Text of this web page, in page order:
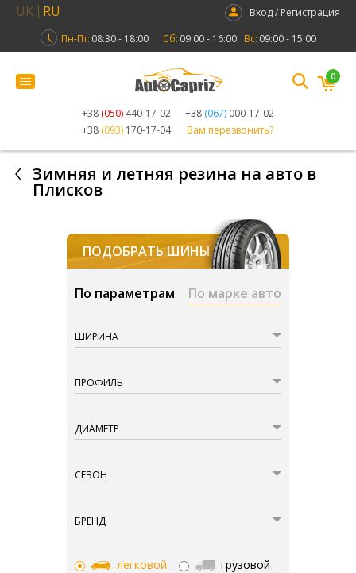
UK RU
Вход / Регистрация
Пн-Пт: 08:30 - 18:00 Сб: 09:00 - 16:00 Вс: 09:00 - 15:00
+38 (050) 440-17-02 +38 (067) 000-17-02
+38 (093) 170-17-04 Вам перезвонить?
0
Зимняя и летняя резина на авто в
Плисков
ПОДОБРАТЬ ШИНЫ
По параметрам По марке авто
ШИРИНА
ПРОФИЛЬ
ДИАМЕТР
СЕЗОН
БРЕНД
легковой грузовой